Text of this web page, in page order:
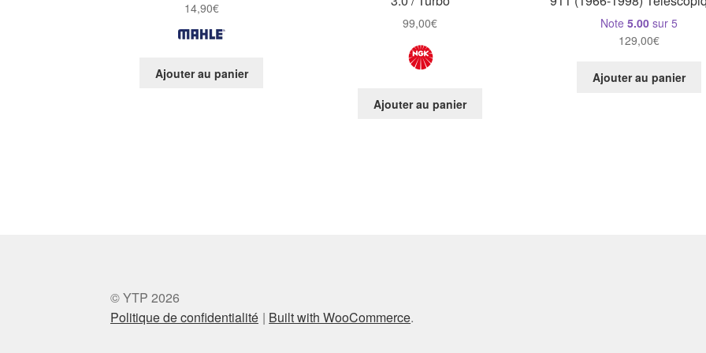
14,90€
Ajouter au panier
99,00€
Ajouter au panier
Note 5.00sur 5
129,00€
Ajouter au panier
© YTP 2026
Politique de confidentialité
Built with WooCommerce.